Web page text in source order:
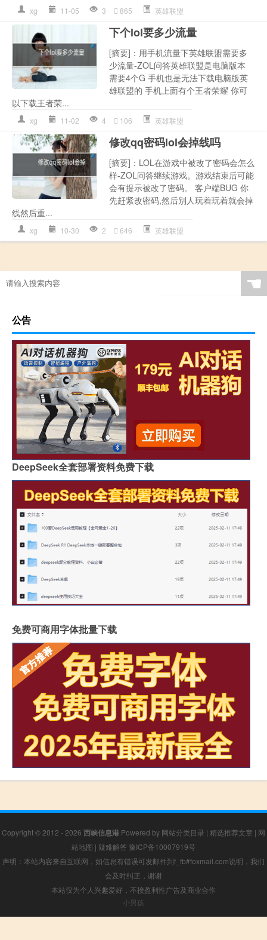
xg 11-05 3 865 英雄联盟
下个lol要多少流量
[摘要]：用手机流量下英雄联盟需要多
少流量-ZOL问答英雄联盟是电脑版本
需要4个G 手机也是无法下载电脑版英
雄联盟的 手机上面有个王者荣耀 你可
以下载王者荣...
xg 11-02 4 106 英雄联盟
修改qq密码lol会掉线吗
[摘要]：LOL在游戏中被改了密码会怎么
样-ZOL问答继续游戏。游戏结束后可能
会有提示被改了密码。 客户端BUG 你
先赶紧改密码,然后别人玩着玩着就会掉
线然后重...
xg 10-30 2 646 英雄联盟
☚
公告
DeepSeek全套部署资料免费下载
免费可商用字体批量下载
Copyright © 2012 - 2026 西峡信息港 Powered by 网站分类目录 | 精选推荐文章 | 网
站地图 | 疑难解答 豫ICP备10007919号
声明：本站内容来自互联网，如信息有错误可发邮件到f_fb#foxmail.com说明，我们
会及时纠正，谢谢
本站仅为个人兴趣爱好，不接盈利性广告及商业合作
小男孩